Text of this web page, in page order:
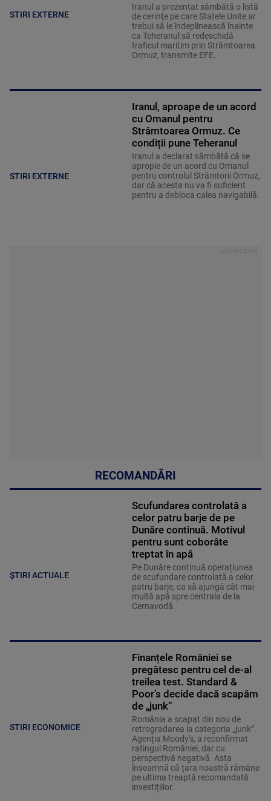
STIRI EXTERNE
Iranul a prezentat sâmbătă o listă
de cerinţe pe care Statele Unite ar
trebui să le îndeplinească înainte
ca Teheranul să redeschidă
traficul maritim prin Strâmtoarea
Ormuz, transmite EFE.
STIRI EXTERNE
Iranul, aproape de un acord
cu Omanul pentru
Strâmtoarea Ormuz. Ce
condiții pune Teheranul
Iranul a declarat sâmbătă că se
apropie de un acord cu Omanul
pentru controlul Strâmtorii Ormuz,
dar că acesta nu va fi suficient
pentru a debloca calea navigabilă.
RECOMANDĂRI
ȘTIRI ACTUALE
Scufundarea controlată a
celor patru barje de pe
Dunăre continuă. Motivul
pentru sunt coborâte
treptat în apă
Pe Dunăre continuă operațiunea
de scufundare controlată a celor
patru barje, ca să ajungă cât mai
multă apă spre centrala de la
Cernavodă.
STIRI ECONOMICE
Finanțele României se
pregătesc pentru cel de-al
treilea test. Standard &
Poor’s decide dacă scapăm
de „junk”
România a scapat din nou de
retrogradarea la categoria „junk”.
Agenția Moody's, a reconfirmat
ratingul României, dar cu
perspectivă negativă. Asta
înseamnă că țara noastră rămâne
pe ultima treaptă recomandată
investițiilor.